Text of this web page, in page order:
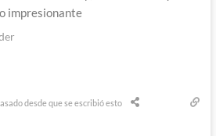
impresionante
desde que se escribió esto